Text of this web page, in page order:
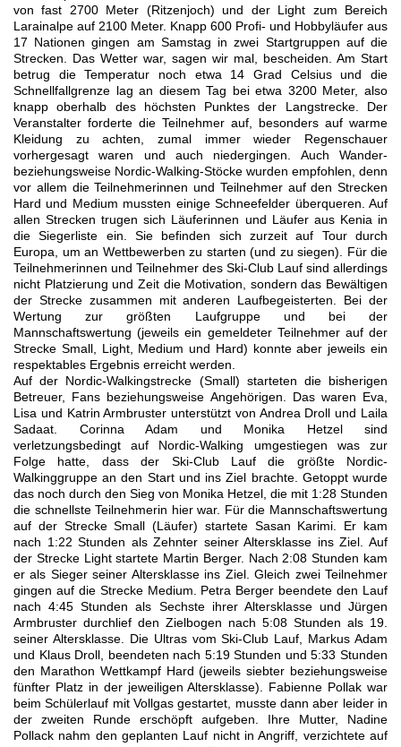
von fast 2700 Meter (Ritzenjoch) und der Light zum Bereich
Larainalpe auf 2100 Meter. Knapp 600 Profi- und Hobbyläufer aus
17 Nationen gingen am Samstag in zwei Startgruppen auf die
Strecken. Das Wetter war, sagen wir mal, bescheiden. Am Start
betrug die Temperatur noch etwa 14 Grad Celsius und die
Schnellfallgrenze lag an diesem Tag bei etwa 3200 Meter, also
knapp oberhalb des höchsten Punktes der Langstrecke. Der
Veranstalter forderte die Teilnehmer auf, besonders auf warme
Kleidung zu achten, zumal immer wieder Regenschauer
vorhergesagt waren und auch niedergingen. Auch Wander-
beziehungsweise Nordic-Walking-Stöcke wurden empfohlen, denn
vor allem die Teilnehmerinnen und Teilnehmer auf den Strecken
Hard und Medium mussten einige Schneefelder überqueren. Auf
allen Strecken trugen sich Läuferinnen und Läufer aus Kenia in
die Siegerliste ein. Sie befinden sich zurzeit auf Tour durch
Europa, um an Wettbewerben zu starten (und zu siegen). Für die
Teilnehmerinnen und Teilnehmer des Ski-Club Lauf sind allerdings
nicht Platzierung und Zeit die Motivation, sondern das Bewältigen
der Strecke zusammen mit anderen Laufbegeisterten. Bei der
Wertung zur größten Laufgruppe und bei der
Mannschaftswertung (jeweils ein gemeldeter Teilnehmer auf der
Strecke Small, Light, Medium und Hard) konnte aber jeweils ein
respektables Ergebnis erreicht werden.
Auf der Nordic-Walkingstrecke (Small) starteten die bisherigen
Betreuer, Fans beziehungsweise Angehörigen. Das waren Eva,
Lisa und Katrin Armbruster unterstützt von Andrea Droll und Laila
Sadaat. Corinna Adam und Monika Hetzel sind
verletzungsbedingt auf Nordic-Walking umgestiegen was zur
Folge hatte, dass der Ski-Club Lauf die größte Nordic-
Walkinggruppe an den Start und ins Ziel brachte. Getoppt wurde
das noch durch den Sieg von Monika Hetzel, die mit 1:28 Stunden
die schnellste Teilnehmerin hier war. Für die Mannschaftswertung
auf der Strecke Small (Läufer) startete Sasan Karimi. Er kam
nach 1:22 Stunden als Zehnter seiner Altersklasse ins Ziel. Auf
der Strecke Light startete Martin Berger. Nach 2:08 Stunden kam
er als Sieger seiner Altersklasse ins Ziel. Gleich zwei Teilnehmer
gingen auf die Strecke Medium. Petra Berger beendete den Lauf
nach 4:45 Stunden als Sechste ihrer Altersklasse und Jürgen
Armbruster durchlief den Zielbogen nach 5:08 Stunden als 19.
seiner Altersklasse. Die Ultras vom Ski-Club Lauf, Markus Adam
und Klaus Droll, beendeten nach 5:19 Stunden und 5:33 Stunden
den Marathon Wettkampf Hard (jeweils siebter beziehungsweise
fünfter Platz in der jeweiligen Altersklasse). Fabienne Pollak war
beim Schülerlauf mit Vollgas gestartet, musste dann aber leider in
der zweiten Runde erschöpft aufgeben. Ihre Mutter, Nadine
Pollack nahm den geplanten Lauf nicht in Angriff, verzichtete auf